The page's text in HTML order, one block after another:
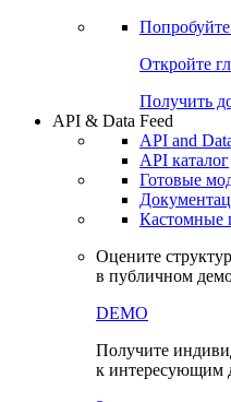
Попробуйте
Откройте
Получить
API & Data Feed
API and
API каталог
Готовые
Кастомные
Оцените
в публичном
DEMO
Получите
к интересующим